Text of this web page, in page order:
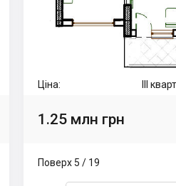
Ціна: III
1.25 млн грн
Поверх 5 / 19